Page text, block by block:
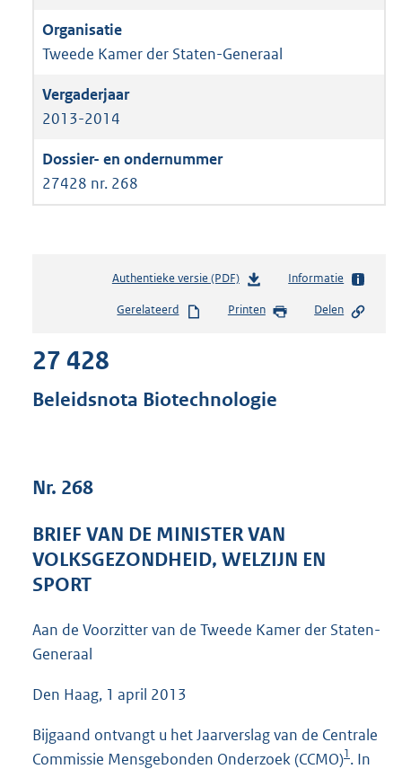
Tweede Kamer der Staten-Generaal
2013-2014
27428 nr. 268
Authentieke versie (PDF)b
s
s
e
:
b
Informatie
Gerelateerd Printen Delen
27 428
Beleidsnota Biotechnologie
Nr. 268
BRIEF VAN DE MINISTER VAN
VOLKSGEZONDHEID, WELZIJN EN
SPORT
Aan de Voorzitter van de Tweede Kamer der Staten-
Generaal
Den Haag, 1 april 2013
Bijgaand ontvangt u het Jaarverslag van de Centrale
Commissie Mensgebonden Onderzoek (CCMO)1. In